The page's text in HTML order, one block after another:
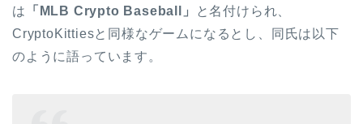
は
「MLB Crypto Baseball」
と名付けられ、
CryptoKittiesと同様なゲームになるとし、同氏は以下
のように語っています。